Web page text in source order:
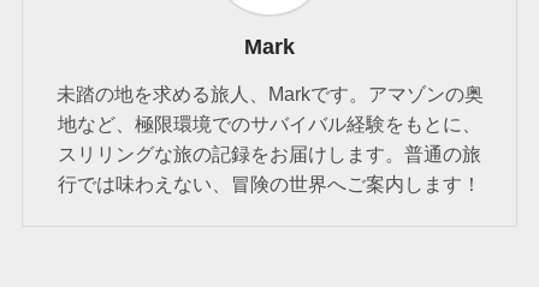
Mark
未踏の地を求める旅人、Markです。アマゾンの奥
地など、極限環境でのサバイバル経験をもとに、
スリリングな旅の記録をお届けします。普通の旅
行では味わえない、冒険の世界へご案内します！